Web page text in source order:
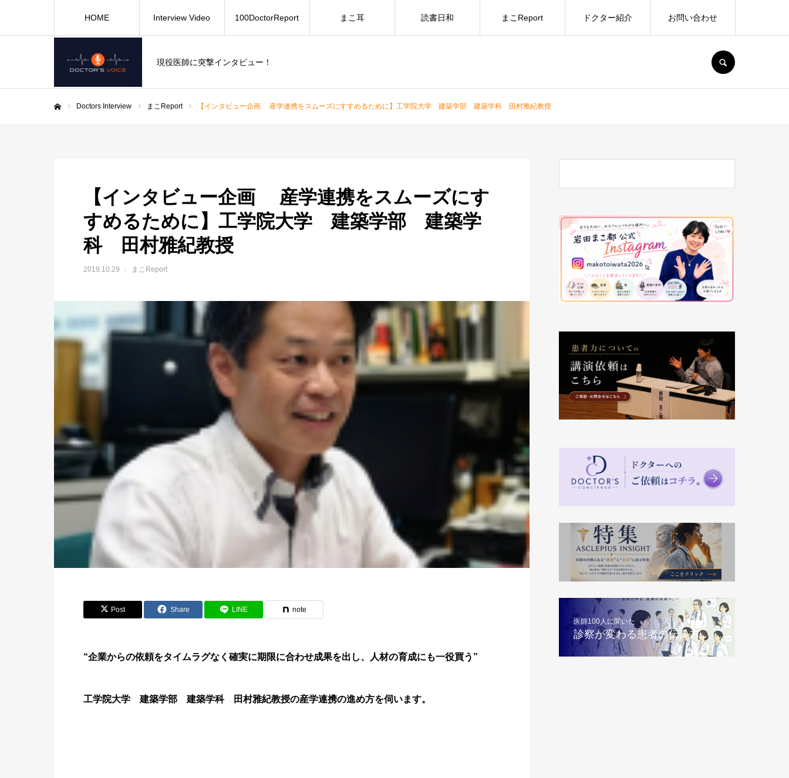
現役医師に突撃インタビュー！
HOME Interview Video 100DoctorReport まこ耳 読書日和 まこReport ドクター紹介 お問い合わせ
Doctors Interview まこReport 【インタビュー企画 産学連携をスムーズにすすめるために】工学院大学 建築学部 建築学科 田村雅紀教授
【インタビュー企画 産学連携をスムーズにす
すめるために】工学院大学 建築学部 建築学
科 田村雅紀教授
2019.10.29 まこReport
Post Share LINE note
“企業からの依頼をタイムラグなく確実に期限に合わせ成果を出し、人材の育成にも一役買う”
工学院大学 建築学部 建築学科 田村雅紀教授の産学連携の進め方を伺います。
医師100人に聞いた
診察が変わる患者の伝え方